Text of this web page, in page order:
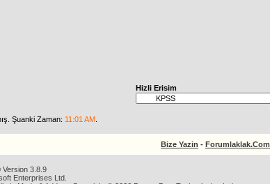
Hizli Erisim
Şuanki Zaman: 11:01 AM.
Bize Yazin - Forumlaklak.Com
3.8.9
Enterprises Ltd.